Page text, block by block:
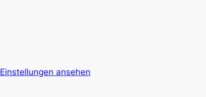
Einstellungen ansehen